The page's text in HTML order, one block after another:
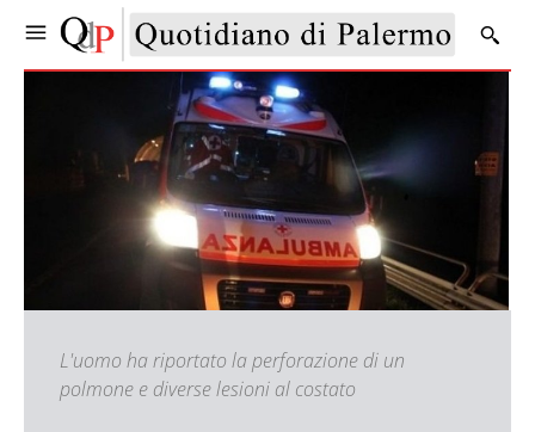
L'uomo ha riportato la perforazione di un
polmone e diverse lesioni al costato